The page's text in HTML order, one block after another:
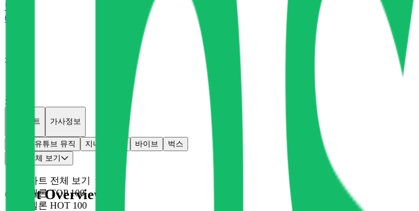
벅스
0
x
x
개별차트 가사정보
유튜브 뮤직 지니 바이브
벅스
차트 전체 보기
차트 전체 보기
멜론 TOP 100
멜론 HOT 100
Chart Overview